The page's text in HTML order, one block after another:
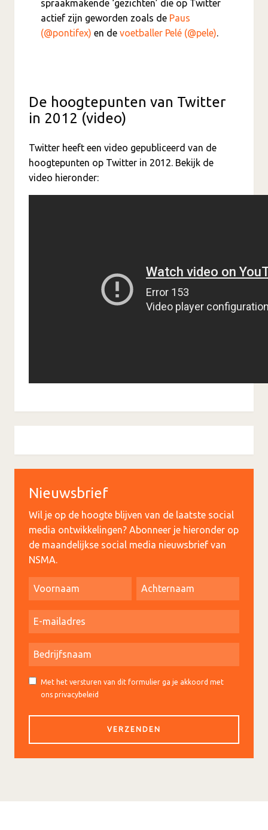
spraakmakende ‘gezichten’ die op Twitter
actief zijn geworden zoals de Paus
(@pontifex) en de voetballer Pelé (@pele).
De hoogtepunten van Twitter
in 2012 (video)
Twitter heeft een video gepubliceerd van de
hoogtepunten op Twitter in 2012. Bekijk de
video hieronder:
Nieuwsbrief
Wil je op de hoogte blijven van de laatste social
media ontwikkelingen? Abonneer je hieronder op
de maandelijkse social media nieuwsbrief van
NSMA.
Met het versturen van dit formulier ga je akkoord met
ons privacybeleid